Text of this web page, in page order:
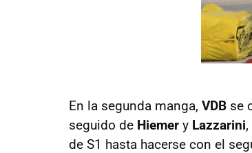
En la segunda manga, VDB se
seguido de Hiemer y Lazzarini
de S1 hasta hacerse con el